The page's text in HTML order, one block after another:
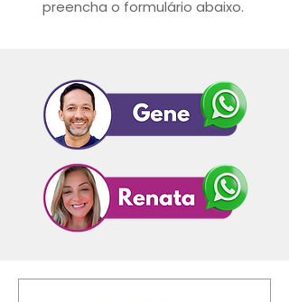
preencha o formulário abaixo.